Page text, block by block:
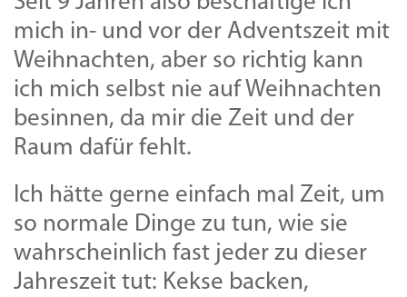
mich in- und vor der Adventszeit mit
Weihnachten, aber so richtig kann
ich mich selbst nie auf Weihnachten
besinnen, da mir die Zeit und der
Raum dafür fehlt.
Ich hätte gerne einfach mal Zeit, um
so normale Dinge zu tun, wie sie
wahrscheinlich fast jeder zu dieser
Jahreszeit tut: Kekse backen,